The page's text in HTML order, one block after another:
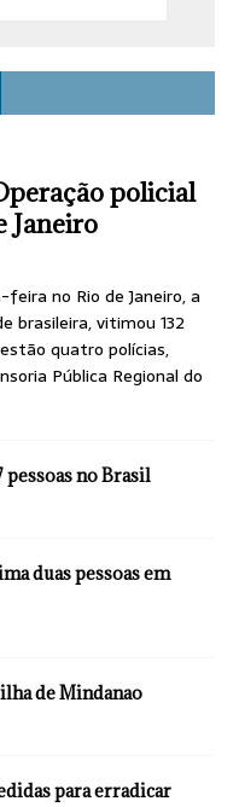
policial
Janeiro
no Rio de Janeiro, a
brasileira, vitimou 132
quatro polícias,
Pública Regional do
pessoas no Brasil
duas pessoas em
de Mindanao
para erradicar